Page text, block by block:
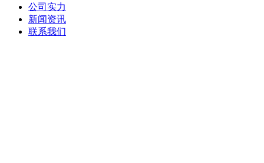
公司实力
新闻资讯
联系我们